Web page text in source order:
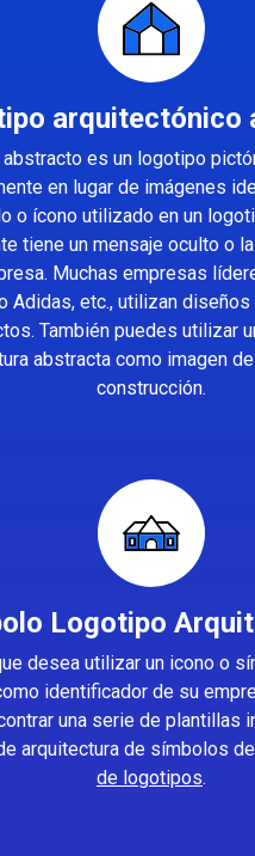
arquitectónico
es un logotipo
en lugar de imágenes
o ícono utilizado en un
tiene un mensaje oculto o
Muchas empresas
Adidas, etc., utilizan
También puedes utilizar
abstracta como imagen
construcción.
Logotipo
desea utilizar un icono o
identificador de su
una serie de plantillas
arquitectura de símbolos
de logotipos.